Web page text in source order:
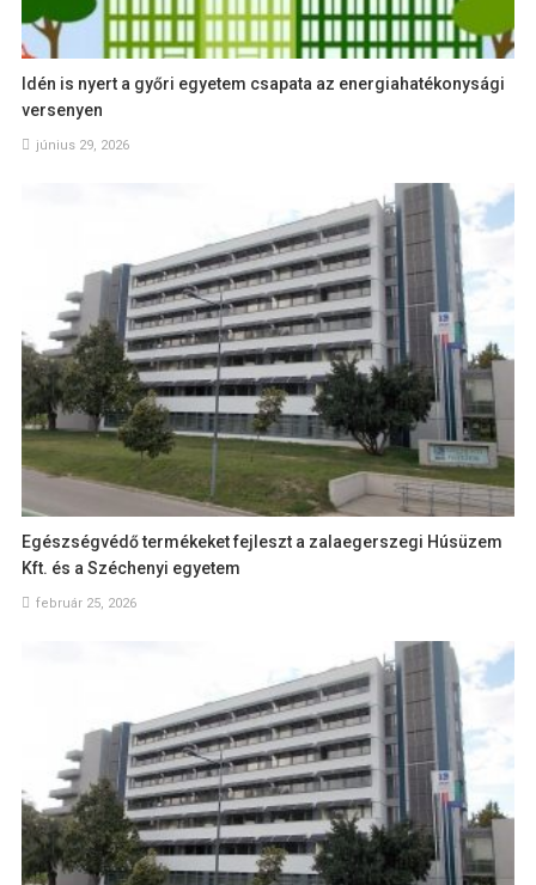
Idén is nyert a győri egyetem csapata az energiahatékonysági
versenyen
június 29, 2026
Egészségvédő termékeket fejleszt a zalaegerszegi Húsüzem
Kft. és a Széchenyi egyetem
február 25, 2026